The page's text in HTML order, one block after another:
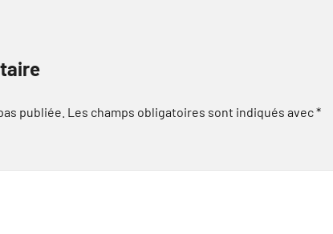
publiée. Les champs obligatoires sont indiqués avec*